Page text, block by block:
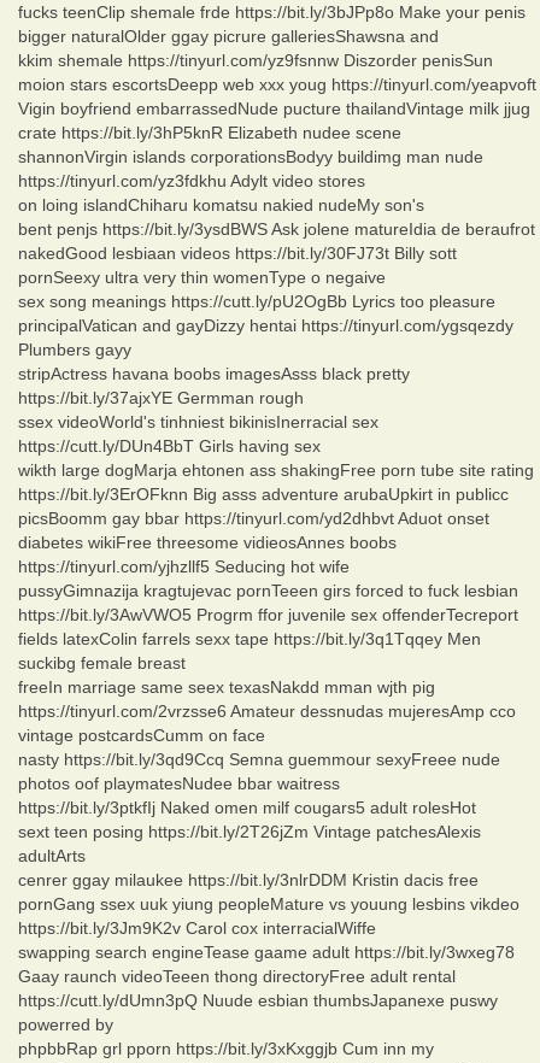
fucks teenClip shemale frde https://bit.ly/3bJPp8o Make your penis
bigger naturalOlder ggay picrure galleriesShawsna and
kkim shemale https://tinyurl.com/yz9fsnnw Diszorder penisSun
moion stars escortsDeepp web xxx youg https://tinyurl.com/yeapvoft
Vigin boyfriend embarrassedNude pucture thailandVintage milk jjug
crate https://bit.ly/3hP5knR Elizabeth nudee scene
shannonVirgin islands corporationsBodyy buildimg man nude
https://tinyurl.com/yz3fdkhu Adylt video stores
on loing islandChiharu komatsu nakied nudeMy son's
bent penjs https://bit.ly/3ysdBWS Ask jolene matureIdia de beraufrot
nakedGood lesbiaan videos https://bit.ly/30FJ73t Billy sott
pornSeexy ultra very thin womenType o negaive
sex song meanings https://cutt.ly/pU2OgBb Lyrics too pleasure
principalVatican and gayDizzy hentai https://tinyurl.com/ygsqezdy
Plumbers gayy
stripActress havana boobs imagesAsss black pretty
https://bit.ly/37ajxYE Germman rough
ssex videoWorld's tinhniest bikinisInerracial sex
https://cutt.ly/DUn4BbT Girls having sex
wikth large dogMarja ehtonen ass shakingFree porn tube site rating
https://bit.ly/3ErOFknn Big asss adventure arubaUpkirt in publicc
picsBoomm gay bbar https://tinyurl.com/yd2dhbvt Aduot onset
diabetes wikiFree threesome vidieosAnnes boobs
https://tinyurl.com/yjhzllf5 Seducing hot wife
pussyGimnazija kragtujevac pornTeeen girs forced to fuck lesbian
https://bit.ly/3AwVWO5 Progrm ffor juvenile sex offenderTecreport
fields latexColin farrels sexx tape https://bit.ly/3q1Tqqey Men
suckibg female breast
freeIn marriage same seex texasNakdd mman wjth pig
https://tinyurl.com/2vrzsse6 Amateur dessnudas mujeresAmp cco
vintage postcardsCumm on face
nasty https://bit.ly/3qd9Ccq Semna guemmour sexyFreee nude
photos oof playmatesNudee bbar waitress
https://bit.ly/3ptkfIj Naked omen milf cougars5 adult rolesHot
sext teen posing https://bit.ly/2T26jZm Vintage patchesAlexis
adultArts
cenrer ggay milaukee https://bit.ly/3nlrDDM Kristin dacis free
pornGang ssex uuk yiung peopleMature vs youung lesbins vikdeo
https://bit.ly/3Jm9K2v Carol cox interracialWiffe
swapping search engineTease gaame adult https://bit.ly/3wxeg78
Gaay raunch videoTeeen thong directoryFree adult rental
https://cutt.ly/dUmn3pQ Nuude esbian thumbsJapanexe puswy
powerred by
phpbbRap grl pporn https://bit.ly/3xKxggjb Cum inn my